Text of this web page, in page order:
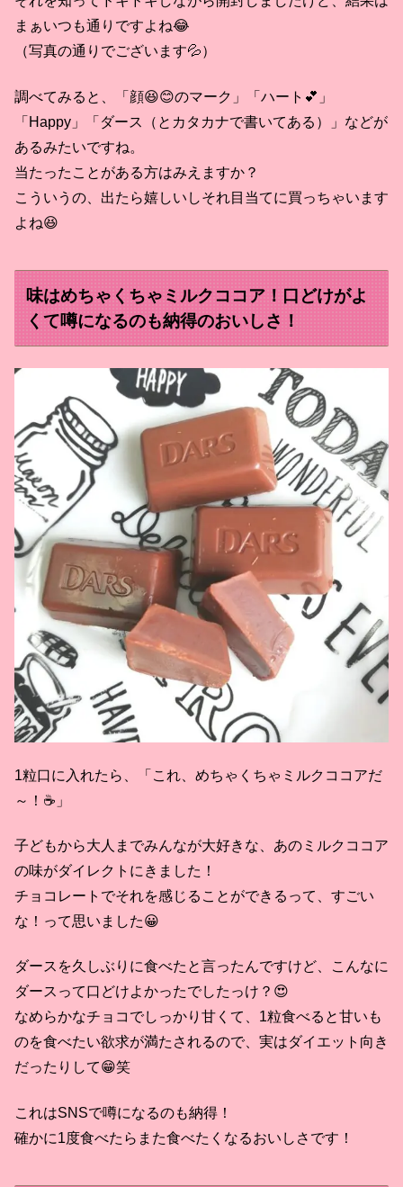
まぁいつも通りですよね😂
（写真の通りでございます💦）
調べてみると、「顔😆😊のマーク」「ハート💕」
「Happy」「ダース（とカタカナで書いてある）」などが
あるみたいですね。
当たったことがある方はみえますか？
こういうの、出たら嬉しいしそれ目当てに買っちゃいます
よね😆
味はめちゃくちゃミルクココア！口どけがよ
くて噂になるのも納得のおいしさ！
1粒口に入れたら、「これ、めちゃくちゃミルクココアだ
～！☕」
子どもから大人までみんなが大好きな、あのミルクココア
の味がダイレクトにきました！
チョコレートでそれを感じることができるって、すごい
な！って思いました😀
ダースを久しぶりに食べたと言ったんですけど、こんなに
ダースって口どけよかったでしたっけ？😍
なめらかなチョコでしっかり甘くて、1粒食べると甘いも
のを食べたい欲求が満たされるので、実はダイエット向き
だったりして😁笑
これはSNSで噂になるのも納得！
確かに1度食べたらまた食べたくなるおいしさです！